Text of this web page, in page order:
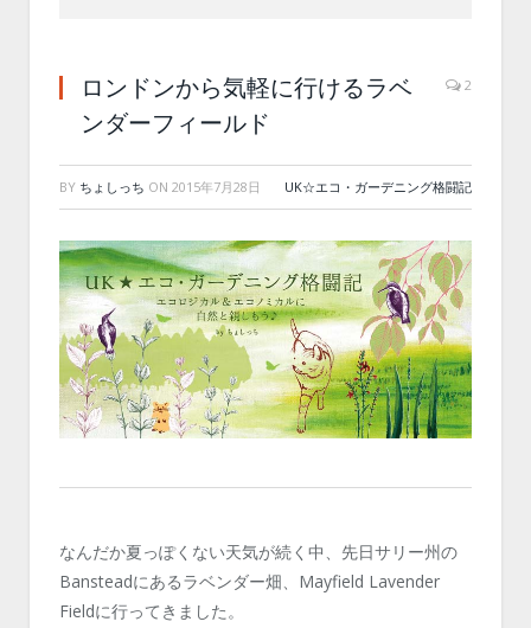
ロンドンから気軽に行けるラベ
ンダーフィールド
2
BY ちょしっち ON 2015年7月28日 UK☆エコ・ガーデニング格闘記
なんだか夏っぽくない天気が続く中、先日サリー州の
Bansteadにあるラベンダー畑、Mayfield Lavender
Fieldに行ってきました。